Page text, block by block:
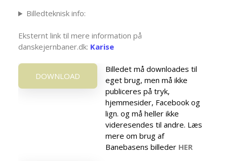
Billedteknisk info:
Eksternt link til mere information på
danskejernbaner.dk: Karise
DOWNLOAD
Billedet må downloades til
eget brug, men må ikke
publiceres på tryk,
hjemmesider, Facebook og
lign. og må heller ikke
videresendes til andre. Læs
mere om brug af
Banebasens billeder HER